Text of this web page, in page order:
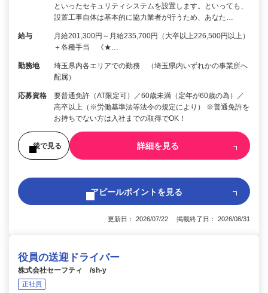
といったセキュリティシステムを設置します。といっても、
設置工事自体は基本的に協力業者が行うため、あなた…
給与
月給201,300円～月給235,700円（大卒以上226,500円以上）
＋各種手当 《★…
勤務地
埼玉県内各エリアでの勤務 （埼玉県内いずれかの事業所へ
配属）
応募資格
要普通免許（AT限定可）／60歳未満（定年が60歳の為）／
高卒以上（※労働基準法等法令の規定により） ※普通免許を
お持ちでない方は入社までの取得でOK！
後で見る 詳細を見る
アピールポイントを見る
更新日： 2026/07/22 掲載終了日： 2026/08/31
役員の送迎ドライバー
株式会社セーフティ /sh-y
正社員